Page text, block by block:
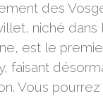
des
niché dans
est le
faisant
Vous